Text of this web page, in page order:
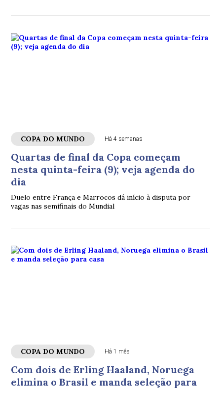
COPA DO MUNDO Há 4 semanas
Quartas de final da Copa começam
nesta quinta-feira (9); veja agenda do
dia
Duelo entre França e Marrocos dá início à disputa por
vagas nas semifinais do Mundial
COPA DO MUNDO Há 1 mês
Com dois de Erling Haaland, Noruega
elimina o Brasil e manda seleção para